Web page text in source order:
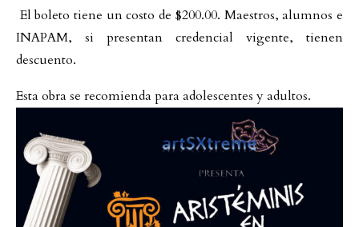
El boleto tiene un costo de $200.00. Maestros, alumnos e
INAPAM, si presentan credencial vigente, tienen
descuento.
Esta obra se recomienda para adolescentes y adultos.